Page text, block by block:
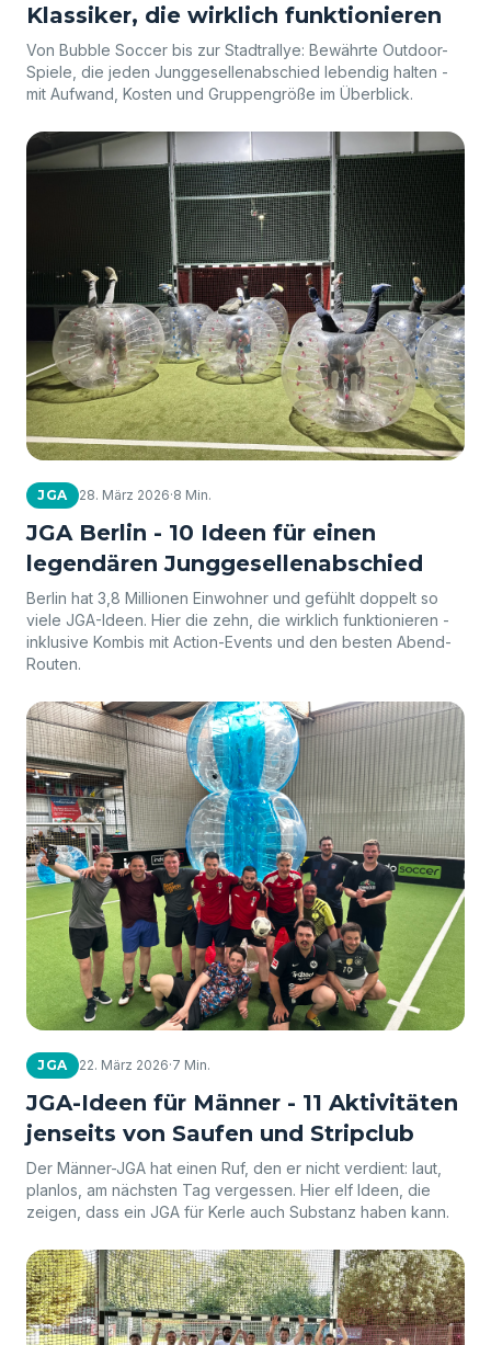
Klassiker, die wirklich funktionieren
Von Bubble Soccer bis zur Stadtrallye: Bewährte Outdoor-
Spiele, die jeden Junggesellenabschied lebendig halten -
mit Aufwand, Kosten und Gruppengröße im Überblick.
JGA 28. März 2026·8 Min.
JGA Berlin - 10 Ideen für einen
legendären Junggesellenabschied
Berlin hat 3,8 Millionen Einwohner und gefühlt doppelt so
viele JGA-Ideen. Hier die zehn, die wirklich funktionieren -
inklusive Kombis mit Action-Events und den besten Abend-
Routen.
JGA 22. März 2026·7 Min.
JGA-Ideen für Männer - 11 Aktivitäten
jenseits von Saufen und Stripclub
Der Männer-JGA hat einen Ruf, den er nicht verdient: laut,
planlos, am nächsten Tag vergessen. Hier elf Ideen, die
zeigen, dass ein JGA für Kerle auch Substanz haben kann.